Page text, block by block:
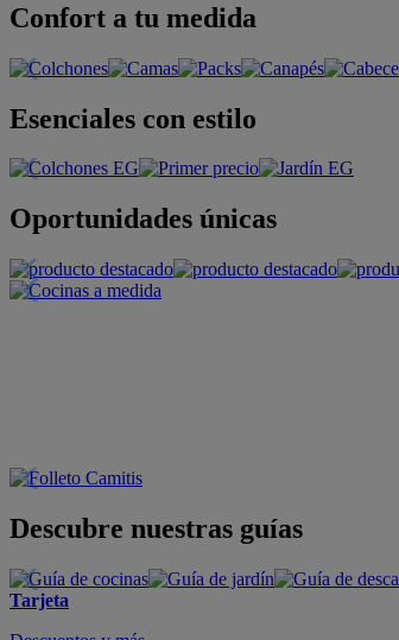
Confort a tu medida
Esenciales con estilo
Oportunidades únicas
Descubre nuestras guías
Tarjeta